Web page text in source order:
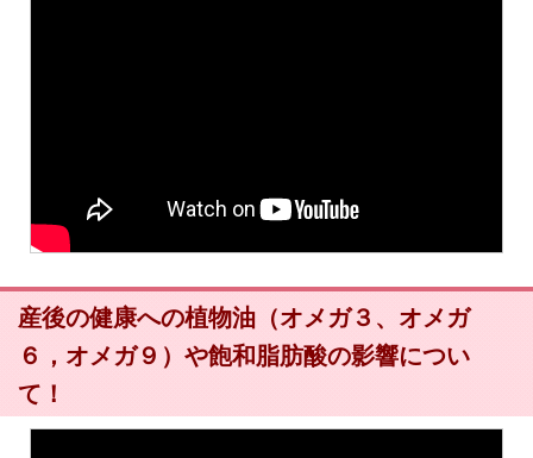
産後の健康への植物油（オメガ３、オメガ
６，オメガ９）や飽和脂肪酸の影響につい
て！